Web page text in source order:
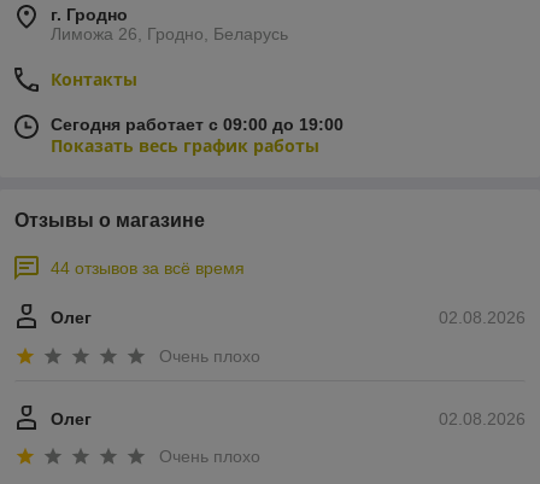
г. Гродно
Лиможа 26, Гродно, Беларусь
Контакты
Сегодня работает с 09:00 до 19:00
Показать весь график работы
Отзывы о магазине
44 отзывов за всё время
02.08.2026
Олег
Очень плохо
02.08.2026
Олег
Очень плохо